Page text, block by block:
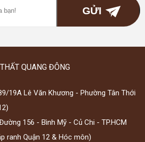
QUANG ĐÔNG
19A Lê Văn Khương - Phường Tân Thới
156 - Bình Mỹ - Củ Chi - TP.HCM
ranh Quận 12 & Hóc môn)